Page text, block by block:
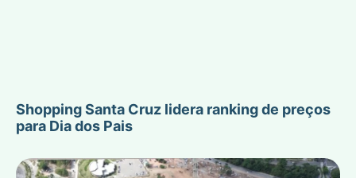
Shopping Santa Cruz lidera ranking de preços
para Dia dos Pais